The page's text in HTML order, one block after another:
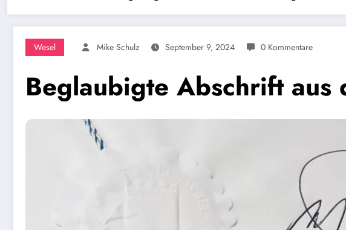
Wesel Mike Schulz September 9, 2024 0 Kommentare
Beglaubigte Abschrift